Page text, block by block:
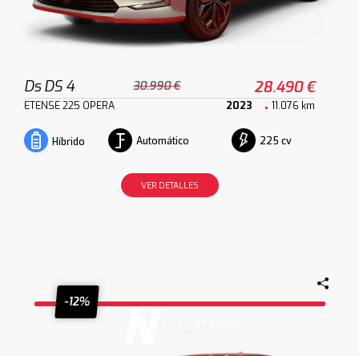
Ds DS 4 30.990 € 28.490 €
ETENSE 225 OPERA 2023 11.076 km
Híbrido Automático 225 cv
VER DETALLES
-12%